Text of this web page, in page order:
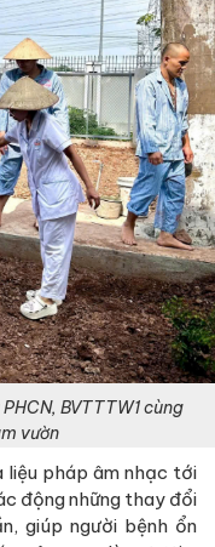
BVTTTW1 cùng
vườn
liệu pháp âm nhạc tới
động những thay đổi
giúp người bệnh ổn